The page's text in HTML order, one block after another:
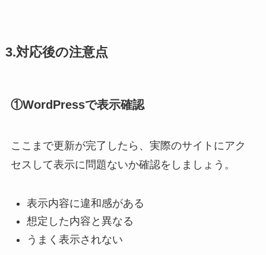
3.対応後の注意点
①WordPressで表示確認
ここまで更新が完了したら、実際のサイトにアク
セスして表示に問題ないか確認をしましょう。
表示内容に違和感がある
想定した内容と異なる
うまく表示されない